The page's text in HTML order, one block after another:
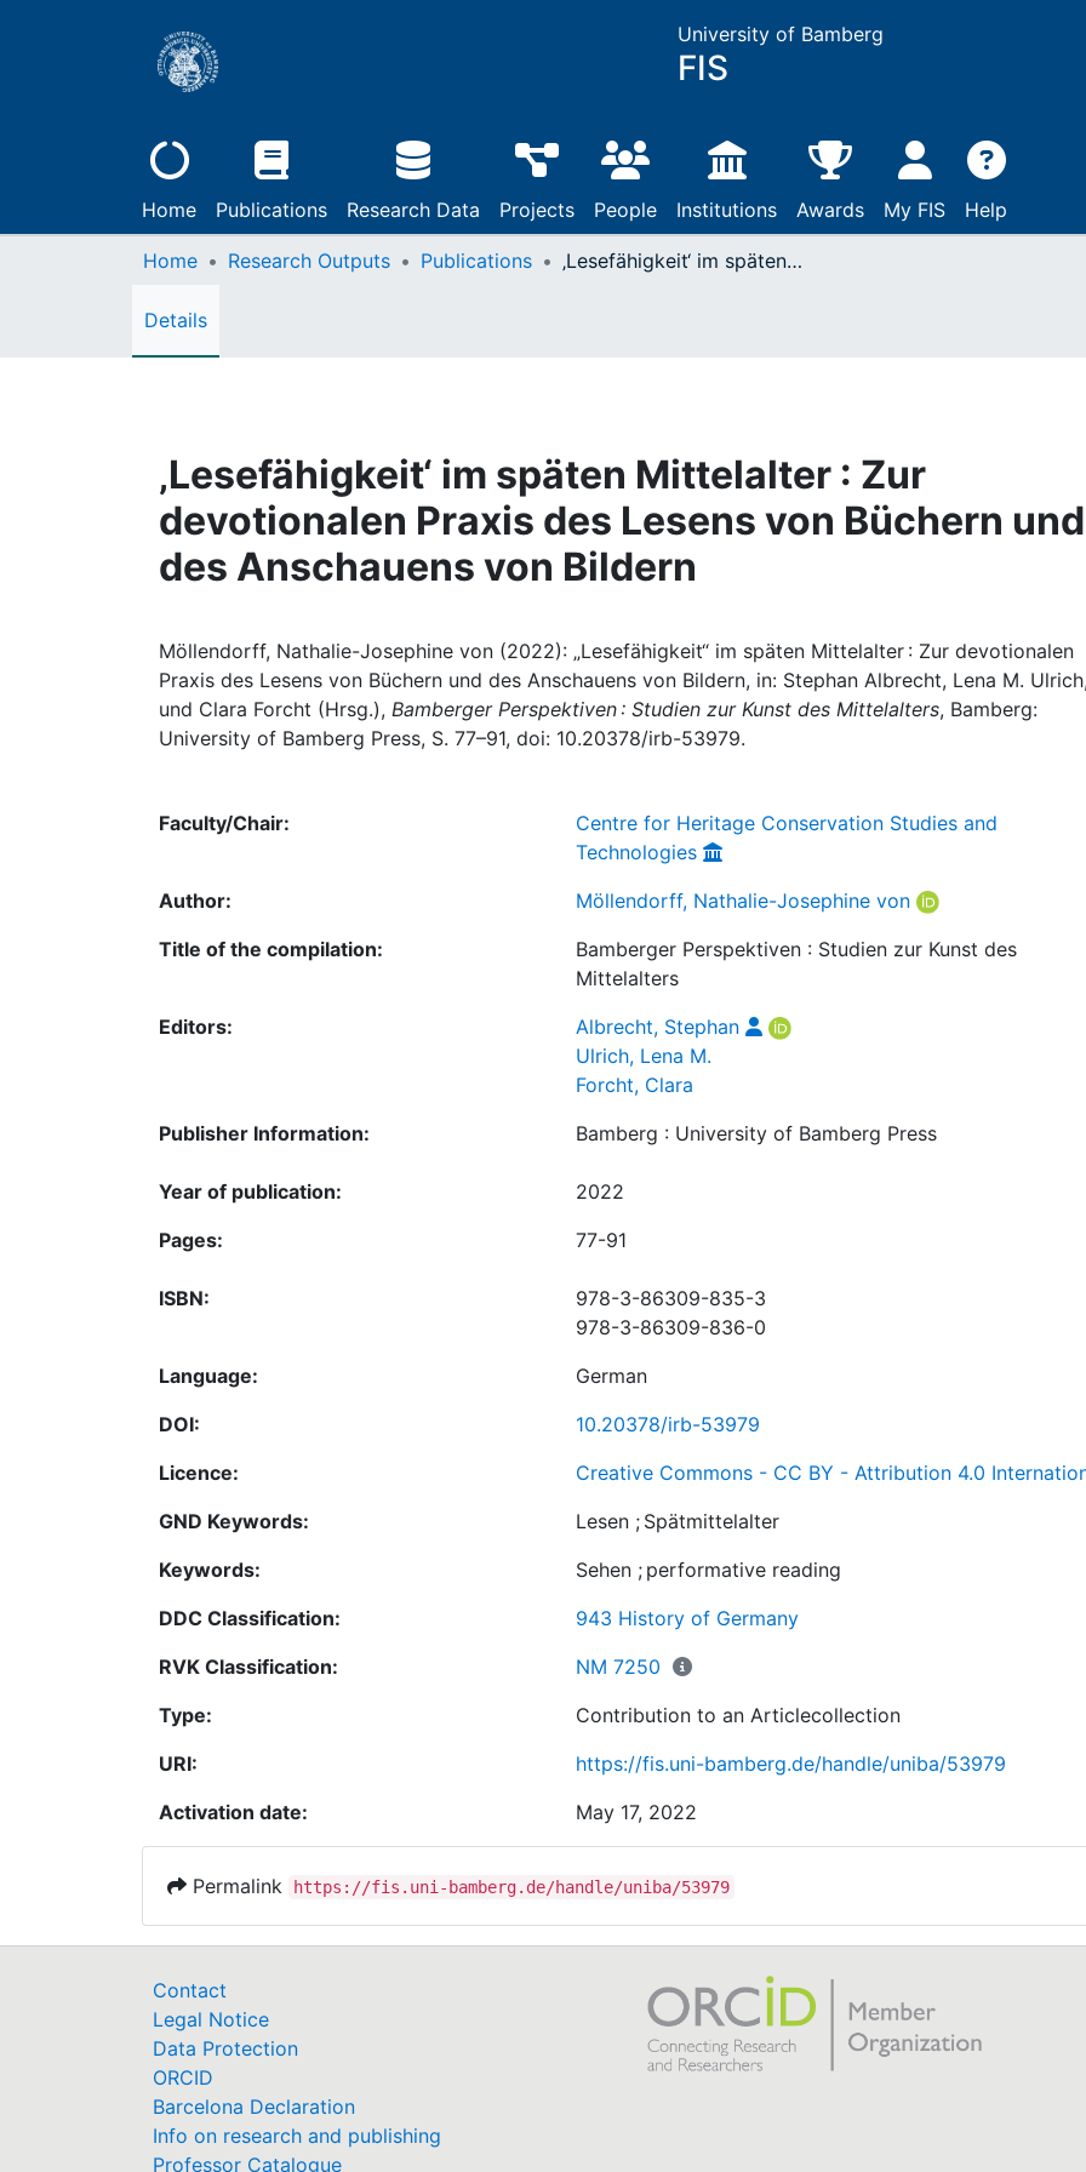
University of Bamberg
FIS
Home Publications Research Data Projects People Institutions Awards My FIS Help
Home Research Outputs Publications ‚Lesefähigkeit‘ im späten Mittelalter : Zur devotionalen Praxis des Lesens von Büchern und des Anschauens von Bildern
Details
‚Lesefähigkeit‘ im späten Mittelalter : Zur
devotionalen Praxis des Lesens von Büchern und
des Anschauens von Bildern
Möllendorff, Nathalie-Josephine von (2022): „Lesefähigkeit“ im späten Mittelalter : Zur devotionalen
Praxis des Lesens von Büchern und des Anschauens von Bildern, in: Stephan Albrecht, Lena M.
und Clara Forcht (Hrsg.), Bamberger Perspektiven : Studien zur Kunst des Mittelalters, Bamberg:
University of Bamberg Press, S. 77–91, doi: 10.20378/irb-53979.
Faculty/Chair:
Centre for Heritage Conservation Studies and
Technologies
Author:
Möllendorff, Nathalie-Josephine von
Title of the compilation:
Bamberger Perspektiven : Studien zur Kunst des
Mittelalters
Editors:
Albrecht, Stephan
Ulrich, Lena M.
Forcht, Clara
Publisher Information:
Bamberg : University of Bamberg Press
Year of publication:
2022
Pages:
77-91
ISBN:
978-3-86309-835-3
978-3-86309-836-0
Language:
German
DOI:
10.20378/irb-53979
Licence:
Creative Commons - CC BY - Attribution 4.0
GND Keywords:
Lesen ; Spätmittelalter
Keywords:
Sehen ; performative reading
DDC Classification:
943 History of Germany
RVK Classification:
NM 7250
Type:
Contribution to an Articlecollection
URI:
https://fis.uni-bamberg.de/handle/uniba/53979
Activation date:
May 17, 2022
Permalink https://fis.uni-bamberg.de/handle/uniba/53979
Contact
Legal Notice
Data Protection
ORCID
Barcelona Declaration
Info on research and publishing
Professor Catalogue